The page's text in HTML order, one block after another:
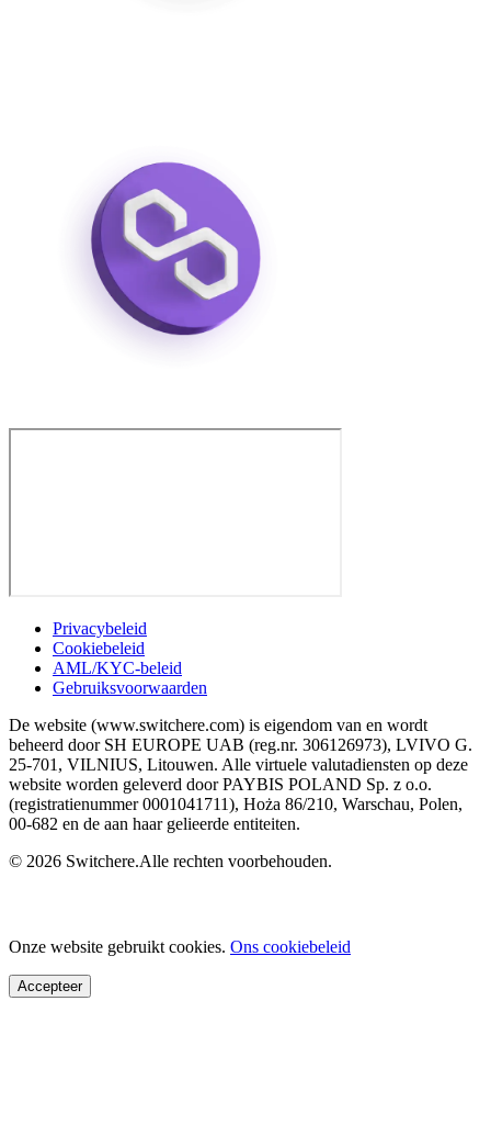
Privacybeleid
Cookiebeleid
AML/KYC-beleid
Gebruiksvoorwaarden
De website (www.switchere.com) is eigendom van en wordt
beheerd door SH EUROPE UAB (reg.nr. 306126973), LVIVO G.
25-701, VILNIUS, Litouwen. Alle virtuele valutadiensten op deze
website worden geleverd door PAYBIS POLAND Sp. z o.o.
(registratienummer 0001041711), Hoża 86/210, Warschau, Polen,
00-682 en de aan haar gelieerde entiteiten.
© 2026 Switchere.Alle rechten voorbehouden.
Onze website gebruikt cookies. Ons cookiebeleid
Accepteer